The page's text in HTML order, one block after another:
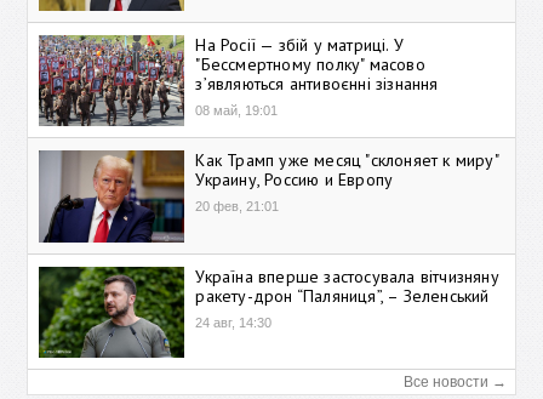
На Росії — збій у матриці. У
"Бессмертному полку" масово
зʼявляються антивоєнні зізнання
08 май, 19:01
Как Трамп уже месяц "склоняет к миру"
Украину, Россию и Европу
20 фев, 21:01
Україна вперше застосувала вітчизняну
ракету-дрон “Паляниця”, – Зеленський
24 авг, 14:30
Все новости →